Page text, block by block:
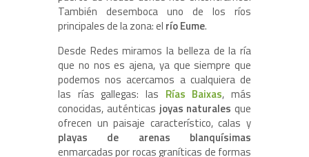
También desemboca uno de los ríos
principales de la zona: el río Eume.
Desde Redes miramos la belleza de la ría
que no nos es ajena, ya que siempre que
podemos nos acercamos a cualquiera de
las rías gallegas: las Rías Baixas, más
conocidas, auténticas joyas naturales que
ofrecen un paisaje característico, calas y
playas de arenas blanquísimas
enmarcadas por rocas graníticas de formas